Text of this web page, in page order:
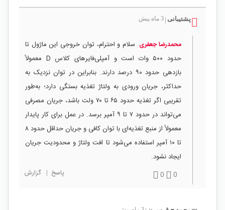
پشتیبانی 3 ماه پیش
محمدرضا جعفری سلام و احترام، توان خروجی این ماژول تا
حدود ۵۰۰ وات است و آمپلی‌فایرهای کلاس D معمولاً
بازدهی حدود ۹۰ درصد دارند. بنابراین در توان نزدیک به
حداکثر، جریان ورودی به ولتاژ تغذیه بستگی دارد؛ به‌طور
تقریبی اگر تغذیه حدود ۶۵ تا ۷۰ ولت باشد، جریان مصرفی
می‌تواند در حدود ۷ تا ۹ آمپر برسد. در عمل برای کار پایدار
معمولاً از منبع تغذیه‌ای با توان کافی و جریان حداقل حدود ۸
تا ۱۰ آمپر استفاده می‌شود تا افت ولتاژ و محدودیت جریان
ایجاد نشود.
0
0 پاسخ | گزارش